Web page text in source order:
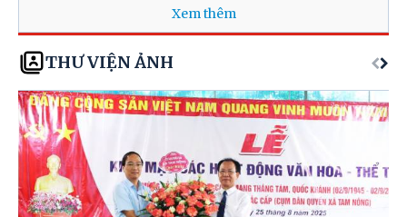
THƯ VIỆN ẢNH
Xem thêm